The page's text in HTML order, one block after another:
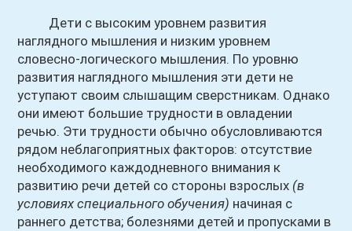
Дети с высоким уровнем развития
наглядного мышления и низким уровнем
словесно-логического мышления. По уровню
развития наглядного мышления эти дети не
уступают своим слышащим сверстникам. Однако
они имеют большие трудности в овладении
речью. Эти трудности обычно обусловливаются
рядом неблагоприятных факторов: отсутствие
необходимого каждодневного внимания к
развитию речи детей со стороны взрослых (в
условиях специального обучения) начиная с
раннего детства; болезнями детей и пропусками в